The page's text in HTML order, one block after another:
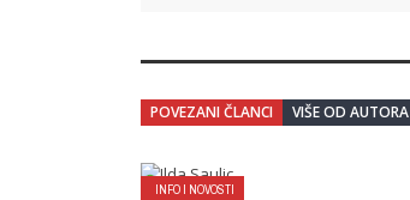
POVEZANI ČLANCI VIŠE OD AUTORA
INFO I NOVOSTI